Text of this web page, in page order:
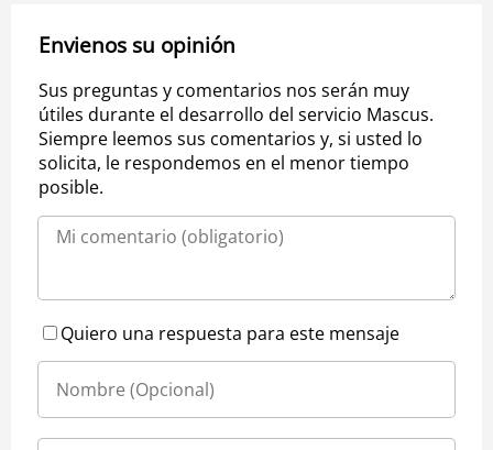
Envienos su opinión
Sus preguntas y comentarios nos serán muy
útiles durante el desarrollo del servicio Mascus.
Siempre leemos sus comentarios y, si usted lo
solicita, le respondemos en el menor tiempo
posible.
Quiero una respuesta para este mensaje